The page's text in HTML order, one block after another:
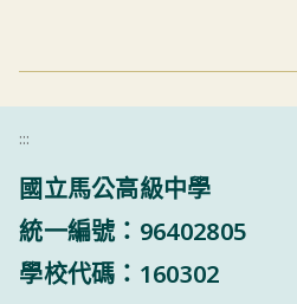
:::
國立馬公高級中學
統一編號：96402805
學校代碼：160302